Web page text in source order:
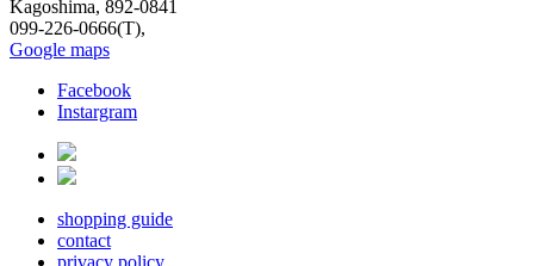
Kagoshima, 892-0841
099-226-0666(T),
Google maps
Facebook
Instargram
shopping guide
contact
privacy policy